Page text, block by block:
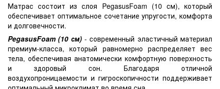
Матрас состоит из слоя PegasusFoam (10 см), который
обеспечивает оптимальное сочетание упругости, комфорта
и долговечности.
PegasusFoam (10 см)- современный эластичный материал
премиум-класса, который равномерно распределяет вес
тела, обеспечивая анатомически комфортную поверхность
и здоровый сон. Благодаря отличной
воздухопроницаемости и гигроскопичности поддерживает